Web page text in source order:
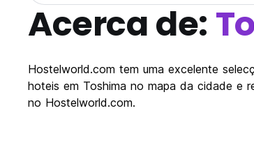
Acerca de:
Hostelworld.com tem uma excelente
hoteis em Toshima no mapa da cidade e
no Hostelworld.com.